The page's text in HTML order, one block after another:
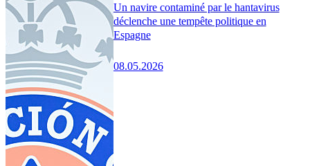
Un navire contaminé par le hantavirus
déclenche une tempête politique en
Espagne
08.05.2026